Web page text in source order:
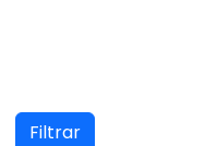
Filtrar